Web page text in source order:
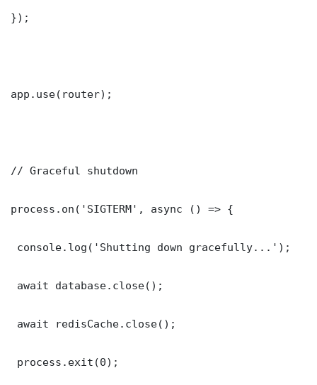
});
app.use(router);
// Graceful shutdown
process.on('SIGTERM', async () => {
console.log('Shutting down gracefully...');
await database.close();
await redisCache.close();
process.exit(0);